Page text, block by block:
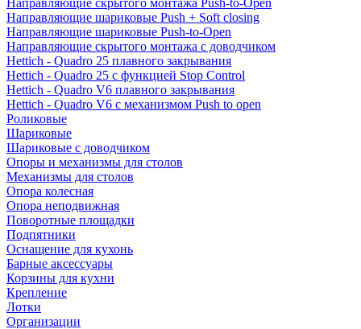
Направляющие скрытого монтажа Push-to-Open
Направляющие шариковые Push + Soft closing
Направляющие шариковые Push-to-Open
Направляющие скрытого монтажа с доводчиком
Hettich - Quadro 25 плавного закрывания
Hettich - Quadro 25 с функцией Stop Control
Hettich - Quadro V6 плавного закрывания
Hettich - Quadro V6 с механизмом Push to open
Роликовые
Шариковые
Шариковые с доводчиком
Опоры и механизмы для столов
Механизмы для столов
Опора колесная
Опора неподвижная
Поворотные площадки
Подпятники
Оснащение для кухонь
Барные аксессуары
Корзины для кухни
Крепление
Лотки
Организации